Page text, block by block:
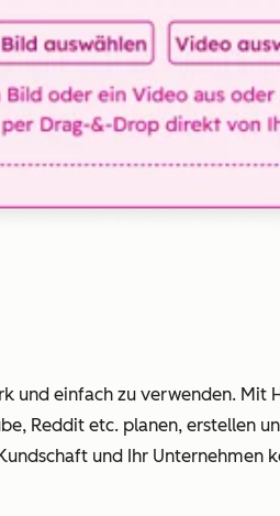
und einfach zu verwenden. Mit
Reddit etc. planen, erstellen
und Ihr Unternehmen